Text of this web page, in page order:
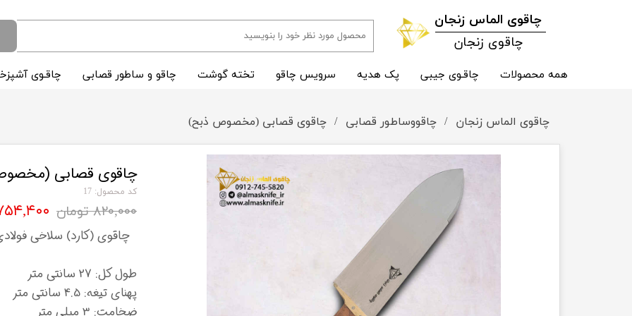
​چاقوی الماس زنجان
چاقوی زنجان
همه محصولات چاقـوی جیبی پک هدیه سرویس چاقو تخته گوشت چاقو و ساطور قصابی چاقـوی
چاقوی الماس زنجان چاقووساطور قصابی چاقوی قصابی (مخصوص ذبح)
چاقوی قصابی
کد محصول: 17
۸۲۰,۰۰۰ تومان ۷۵۴,۴۰۰
چاقوی (کارد) سلاخی
طول کل: 27 سانتی متر
پهنای تیغه: 4.5 سانتی متر
ضخامت: 3 میلی متر